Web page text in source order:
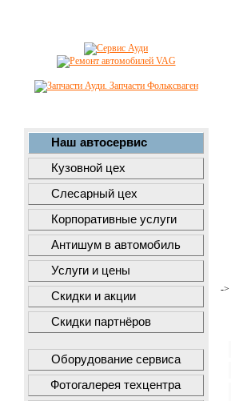
Наш автосервис
Кузовной цех
Слесарный цех
Корпоративные услуги
Антишум в автомобиль
Услуги и цены
Скидки и акции
Скидки партнёров
Оборудование сервиса
Фотогалерея техцентра
->